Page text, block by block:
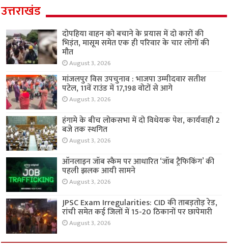
उत्तराखंड
दोपहिया वाहन को बचाने के प्रयास में दो कारों की
भिड़ंत, मासूम समेत एक ही परिवार के चार लोगों की
मौत
August 3, 2026
मांजलपुर विस उपचुनाव : भाजपा उम्मीदवार सतीश
पटेल, 11वें राउंड में 17,198 वोटों से आगे
August 3, 2026
हंगामे के बीच लोकसभा में दो विधेयक पेश, कार्यवाही 2
बजे तक स्थगित
August 3, 2026
ऑनलाइन जॉब स्कैम पर आधारित ‘जॉब ट्रैफिकिंग’ की
पहली झलक आयी सामने
August 3, 2026
JPSC Exam Irregularities: CID की ताबड़तोड़ रेड,
रांची समेत कई जिलों में 15-20 ठिकानों पर छापेमारी
August 3, 2026